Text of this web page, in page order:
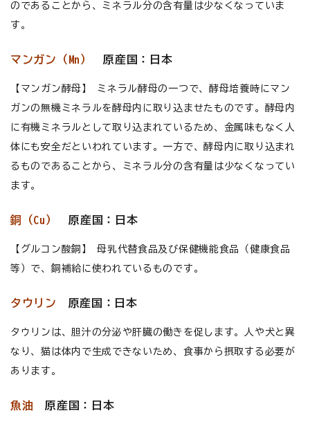
のであることから、ミネラル分の含有量は少なくなっていま
す。
マンガン（Mn） 原産国：日本
【マンガン酵母】 ミネラル酵母の一つで、酵母培養時にマン
ガンの無機ミネラルを酵母内に取り込ませたものです。酵母内
に有機ミネラルとして取り込まれているため、金属味もなく人
体にも安全だといわれています。一方で、酵母内に取り込まれ
るものであることから、ミネラル分の含有量は少なくなってい
ます。
銅（Cu） 原産国：日本
【グルコン酸銅】 母乳代替食品及び保健機能食品（健康食品
等）で、銅補給に使われているものです。
タウリン 原産国：日本
タウリンは、胆汁の分泌や肝臓の働きを促します。人や犬と異
なり、猫は体内で生成できないため、食事から摂取する必要が
あります。
魚油 原産国：日本